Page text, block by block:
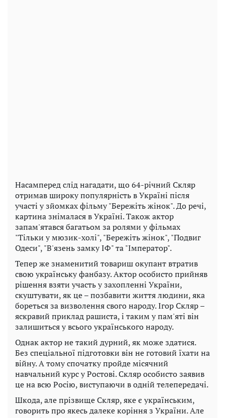
Насамперед слід нагадати, що 64-річний Скляр
отримав широку популярність в Україні після
участі у зйомках фільму "Бережіть жінок". До речі,
картина знімалася в Україні. Також актор
запам'ятався багатьом за ролями у фільмах
"Тільки у мюзик-холі", "Бережіть жінок", "Подвиг
Одеси", "В'язень замку ІФ" та "Імператор".
Тепер же знаменитий товариш окупант втратив
свою українську фанбазу. Актор особисто прийняв
рішення взяти участь у захопленні України,
скуштувати, як це – позбавити життя людини, яка
бореться за визволення свого народу. Ігор Скляр –
яскравий приклад рашиста, і таким у пам'яті він
залишиться у всього українського народу.
Однак актор не такий дурний, як може здатися.
Без спеціальної підготовки він не готовий їхати на
війну. А тому спочатку пройде місячний
навчальний курс у Ростові. Скляр особисто заявив
це на всю Росію, виступаючи в одній телепередачі.
Шкода, але прізвище Скляр, яке є українським,
говорить про якесь далеке коріння з України. Але